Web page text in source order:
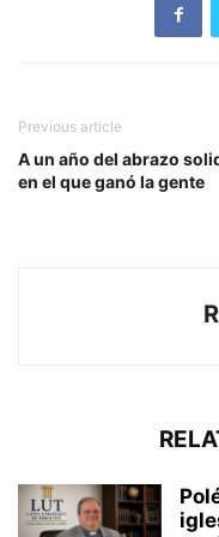
Previous article
A un año del abrazo
en el que ganó la gente